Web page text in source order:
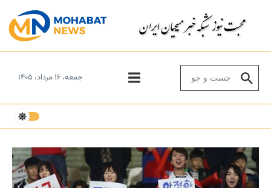
جمعه، ۱۶ مرداد، ۱۴۰۵